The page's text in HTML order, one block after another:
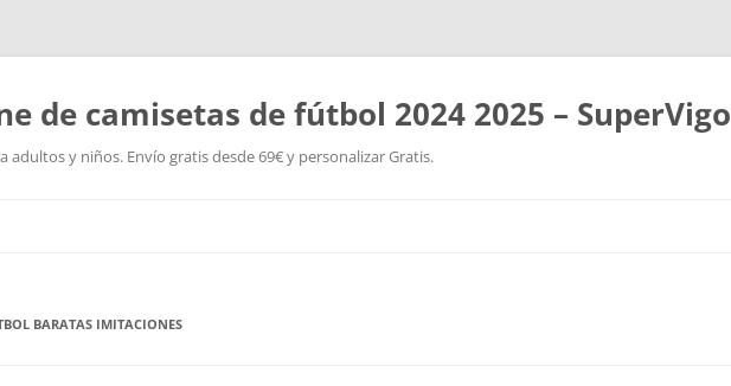
de camisetas de fútbol 2024 2025 – SuperVigo
adultos y niños. Envío gratis desde 69€ y personalizar Gratis.
BARATAS IMITACIONES